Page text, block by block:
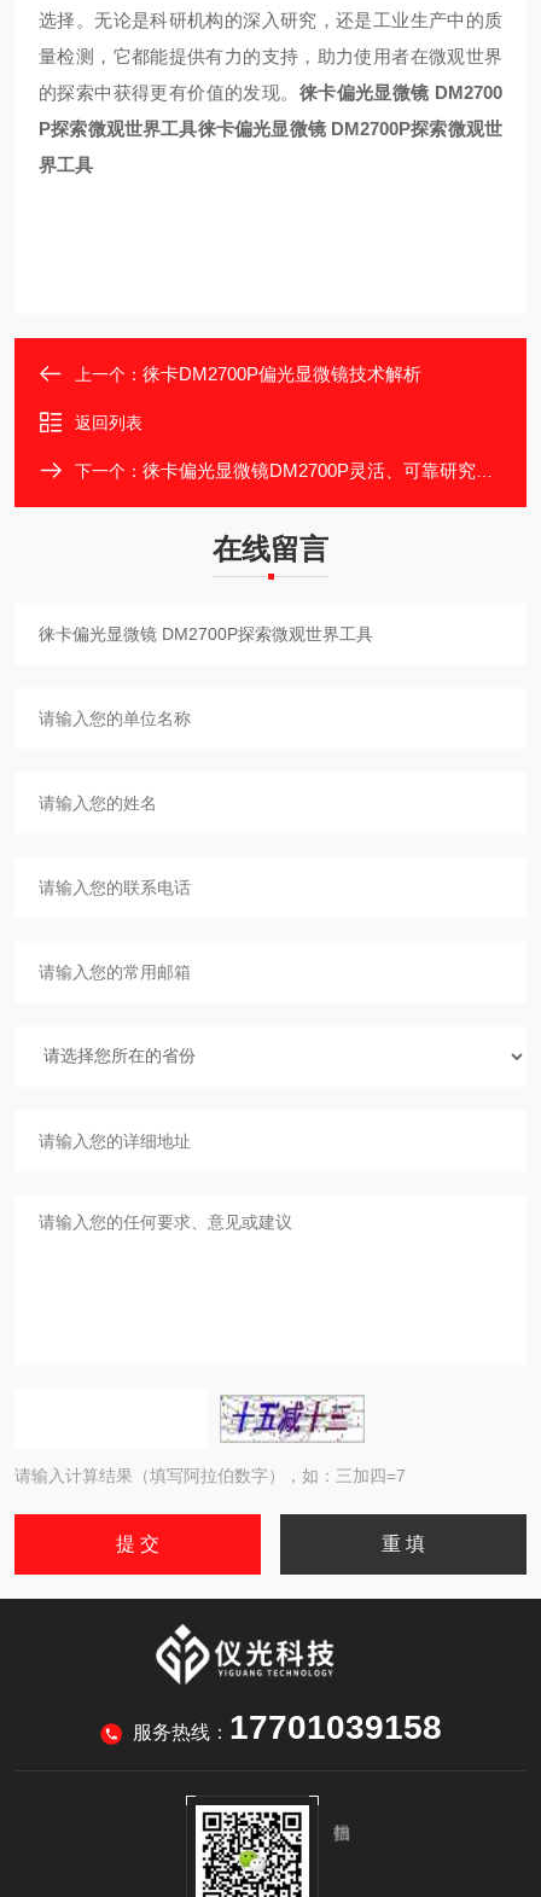
选择。无论是科研机构的深入研究，还是工业生产中的质
量检测，它都能提供有力的支持，助力使用者在微观世界
的探索中获得更有价值的发现。 徕卡偏光显微镜 DM2700
P探索微观世界工具徕卡偏光显微镜 DM2700P探索微观世
界工具
上一个： 徕卡DM2700P偏光显微镜技术解析
返回列表
下一个： 徕卡偏光显微镜DM2700P灵活、可靠研究工具
在线留言
请输入计算结果（填写阿拉伯数字），如：三加四=7
服务热线： 17701039158